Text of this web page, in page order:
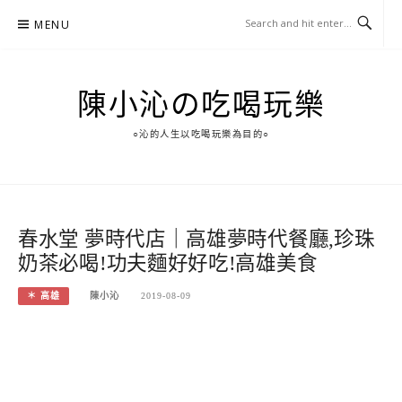
MENU
陳小沁の吃喝玩樂
○沁的人生以吃喝玩樂為目的○
春水堂 夢時代店｜高雄夢時代餐廳,珍珠
奶茶必喝!功夫麵好好吃!高雄美食
＊ 高雄 陳小沁 2019-08-09